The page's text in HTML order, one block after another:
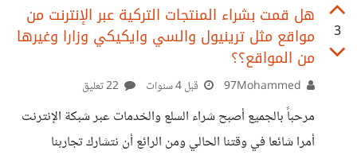
3
هل قمت بشراء المنتجات التركية عبر الإنترنت من
مواقع مثل ترينيول والسي وايكيكي وزارا وغيرها
من المواقع؟؟
قبل 4 سنوات
مرحباً بالجميع أصبح شراء السلع والخدمات عبر شبكة الإنترنت
أمرا شائعا في وقتنا الحالي ومن الرائع أن نتشارك تجاربنا